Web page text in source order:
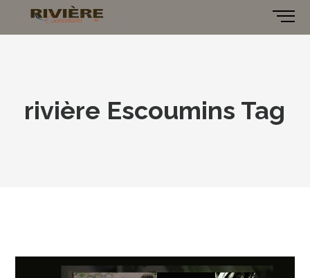
rivière Escoumins Tag